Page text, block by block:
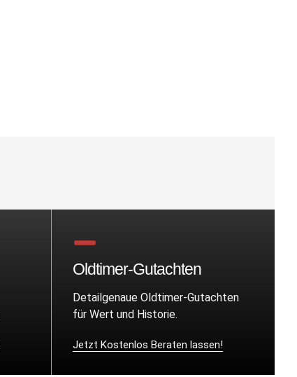
Oldtimer-Gutachten
Detailgenaue Oldtimer-Gutachten
für Wert und Historie.
Jetzt Kostenlos Beraten lassen!